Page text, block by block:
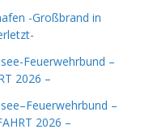
-Großbrand in
Feuerwehrbund –
2026 –
–
2026 –